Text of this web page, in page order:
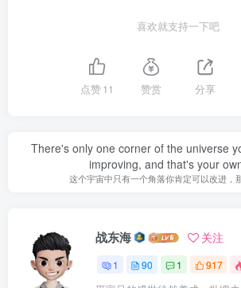
喜欢就支持一下吧
点赞11 赞赏 分享
There's only one corner of the universe
improving, and that's your
这个宇宙中只有一个角落你肯定可以改进，
战东海 关注
1 90 1 917